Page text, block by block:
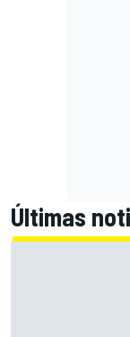
Últimas